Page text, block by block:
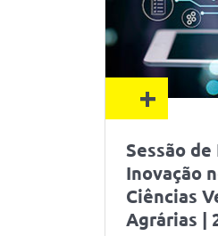
+
Sessão de
Inovação
Ciências
Agrárias |